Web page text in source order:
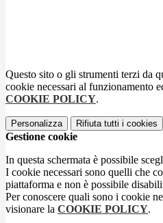
Questo sito o gli strumenti terzi da
cookie necessari al funzionamento
COOKIE POLICY.
Personalizza Rifiuta tutti i cookies
Gestione cookie
In questa schermata è possibile
I cookie necessari sono quelli che
piattaforma e non è possibile
Per conoscere quali sono i cookie
visionare la COOKIE POLICY.